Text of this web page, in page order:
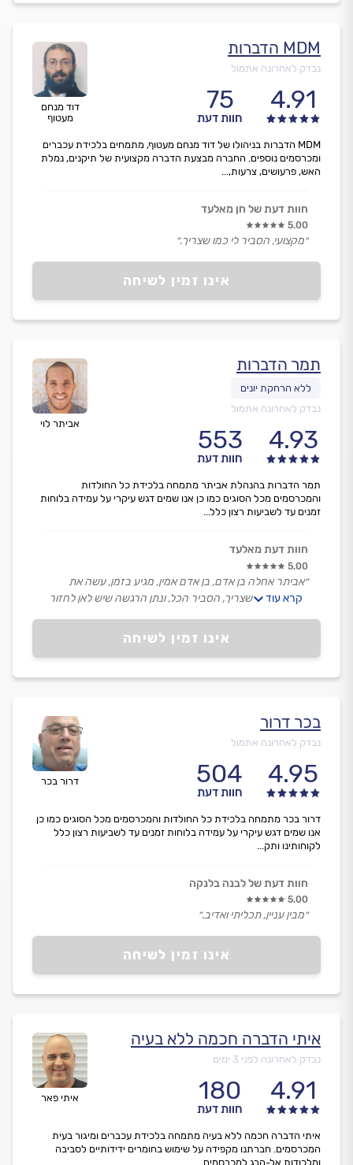
עבודה בוצעה בדירת 5+ חדרים.״
דוד מנחם
מעטוף
MDM הדברות
נבדק לאחרונה אתמול
4.91
75
חוות דעת
אינו זמין לשיחה
MDM הדברות בניהולו של דוד מנחם מעטוף, מתמחים בלכידת עכברים
ומכרסמים נוספים. החברה מבצעת הדברה מקצועית של תיקנים, נמלת
האש, פרעושים, צרעות,...
חוות דעת של חן מאלעד
5.00
״מקצועי, הסביר לי כמו שצריך.״
אביתר לוי
תמר הדברות
נבדק לאחרונה אתמול
4.93
553
חוות דעת
אינו זמין לשיחה
תמר הדברות בהנהלת אביתר מתמחה בלכידת כל החולדות
והמכרסמים מכל הסוגים כמו כן אנו שמים דגש עיקרי על עמידה בלוחות
זמנים עד לשביעות רצון כלל...
חוות דעת מאלעד
5.00
״אביתר אחלה בן אדם, בן אדם אמין, מגיע בזמן, עשה את
העבודה כמו שצריך, הסביר הכל, ונתן הרגשה שיש לאן לחזור
קרא עוד
דרור בכר
בכר דרור
נבדק לאחרונה אתמול
4.95
504
חוות דעת
אינו זמין לשיחה
דרור בכר מתמחה בלכידת כל החולדות והמכרסמים מכל הסוגים כמו כן
אנו שמים דגש עיקרי על עמידה בלוחות זמנים עד לשביעות רצון כלל
לקוחותינו ותק...
חוות דעת של לבנה בלנקה
5.00
״מבין עניין, תכליתי ואדיב.״
איתי פאר
איתי הדברה חכמה ללא בעיה
נבדק לאחרונה לפני 3 ימים
4.91
180
חוות דעת
איתי הדברה חכמה ללא בעיה מתמחה בלכידת עכברים ומיגור בעית
המכרסמים. חברתנו מקפידה על שימוש בחומרים ידידותיים לסביבה
ומלכודות אל-הרג למכרסמים....